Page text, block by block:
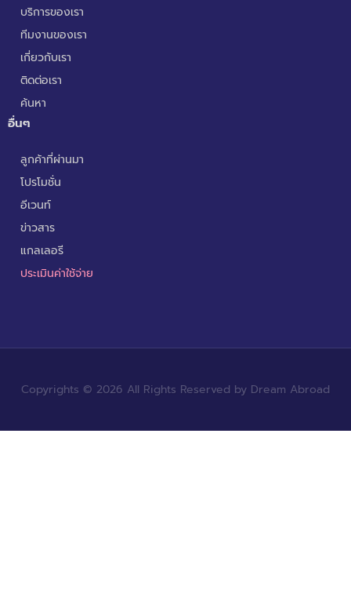
บริการของเรา
ทีมงานของเรา
เกี่ยวกับเรา
ติดต่อเรา
ค้นหา
อื่นๆ
ลูกค้าที่ผ่านมา
โปรโมชั่น
อีเวนท์
ข่าวสาร
แกลเลอรี
ประเมินค่าใช้จ่าย
Copyrights © 2026 All Rights Reserved by Dream Abroad